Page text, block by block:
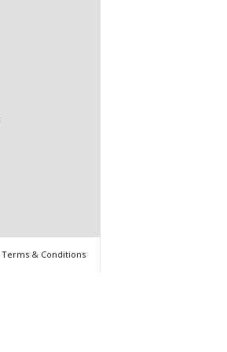
Terms & Conditions